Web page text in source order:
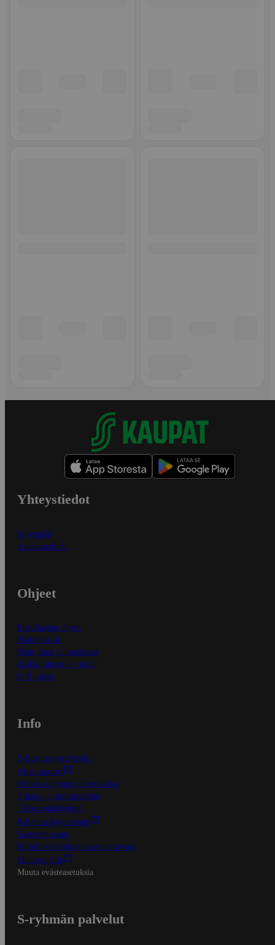
Yhteystiedot
Myymälät
Asiakaspalvelu
Ohjeet
Ensitilaajan ohjeet
Näin maksat
Näin tilaat ja muokkaat
Kaikki ohjeet ja vinkit
In English
Info
S-Business yrityksille
Oiva-raportit
Osuuskauppojen yhteystiedot
Tilaus- ja toimitusehdot
Tietosuojakäytäntö
Palvelun käyttöehdot
Saavutettavuus
Mobiilisovelluksen saavutettavuus
Mainostajalle
Muuta evästeasetuksia
S-ryhmän palvelut